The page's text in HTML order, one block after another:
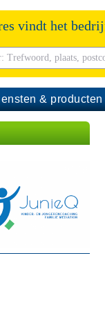
vindt het
& producten